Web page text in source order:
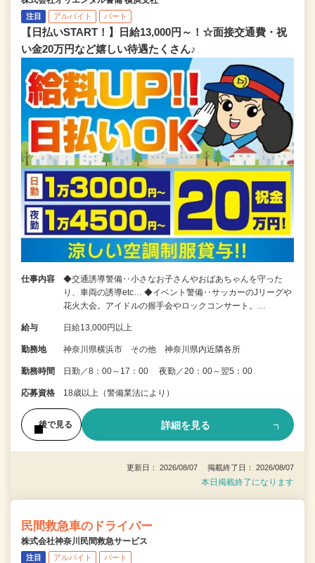
注目 アルバイト パート
【日払いSTART！】日給13,000円～！☆面接交通費・祝
い金20万円など嬉しい待遇たくさん♪
仕事内容
◆交通誘導警備‥小さなお子さんやおばあちゃんを守った
り、車両の誘導etc… ◆イベント警備‥サッカーのJリーグや
花火大会。アイドルの握手会やロックコンサート。…
給与 日給13,000円以上
勤務地 神奈川県横浜市 その他 神奈川県内近隣各所
勤務時間 日勤／8：00～17：00 夜勤／20：00～翌5：00
応募資格 18歳以上（警備業法により）
後で見る 詳細を見る
更新日： 2026/08/07 掲載終了日： 2026/08/07
本日掲載終了になります
民間救急車のドライバー
株式会社神奈川民間救急サービス
注目 アルバイト パート